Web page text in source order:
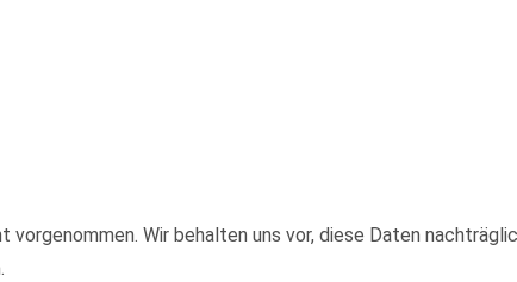
Wir behalten uns vor, diese Daten